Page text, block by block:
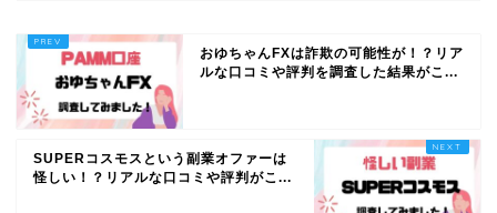
おゆちゃんFXは詐欺の可能性が！？リア
ルな口コミや評判を調査した結果がこ...
SUPERコスモスという副業オファーは
怪しい！？リアルな口コミや評判がこ...